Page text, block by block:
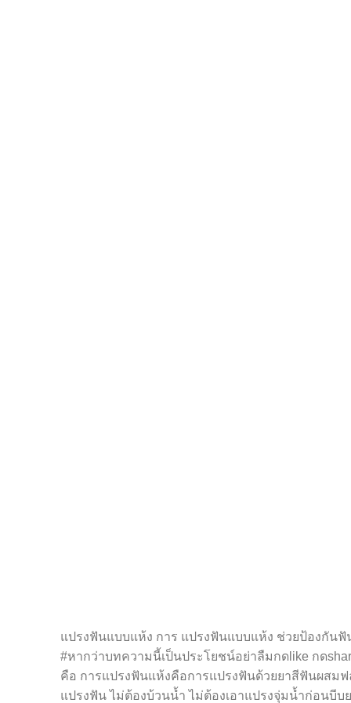
แปรงฟันแบบแห้ง การ แปรงฟันแบบแห้ง ช่วยป้องกันฟั
#หากว่าบทความนี้เป็นประโยชน์อย่าลืมกดlike กด
คือ การแปรงฟันแห้งคือการแปรงฟันด้วยยาสีฟันผสม
แปรงฟัน ไม่ต้องบ้วนน้ำ ไม่ต้องเอาแปรงจุ่มน้ำก่อนบี